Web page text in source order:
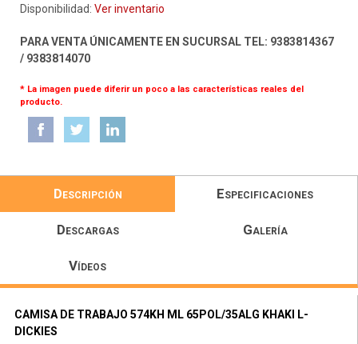
Disponibilidad: Ver inventario
PARA VENTA ÚNICAMENTE EN SUCURSAL TEL: 9383814367
/ 9383814070
* La imagen puede diferir un poco a las características reales del
producto.
Descripción Especificaciones
Descargas Galería
Vídeos
CAMISA DE TRABAJO 574KH ML 65POL/35ALG KHAKI L-
DICKIES